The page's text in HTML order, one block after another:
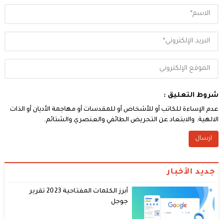
شروط التعليق :
عدم الإساءة للكاتب أو للأشخاص أو للمقدسات أو مهاجمة الأديان أو الذات
الالهية. والابتعاد عن التحريض الطائفي والعنصري والشتائم.
جديد الأخبار
أبرز الكلمات المفتاحية 2023 تقرير
جوجل